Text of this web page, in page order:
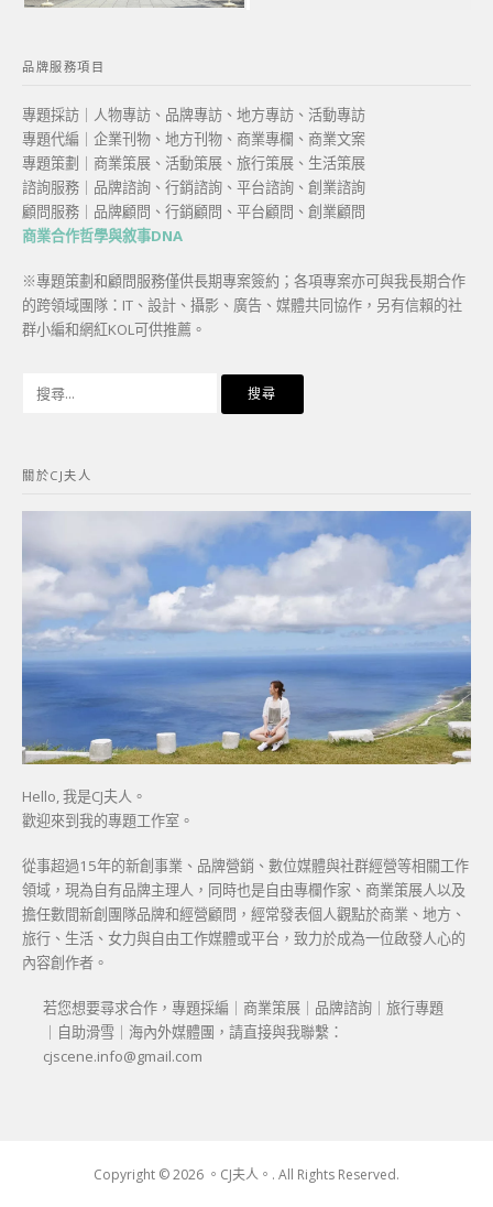
品牌服務項目
專題採訪｜人物專訪、品牌專訪、地方專訪、活動專訪
專題代編｜企業刊物、地方刊物、商業專欄、商業文案
專題策劃｜商業策展、活動策展、旅行策展、生活策展
諮詢服務｜品牌諮詢、行銷諮詢、平台諮詢、創業諮詢
顧問服務｜品牌顧問、行銷顧問、平台顧問、創業顧問
商業合作哲學與敘事DNA
※專題策劃和顧問服務僅供長期專案簽約；各項專案亦可與我長期合作
的跨領域團隊：IT、設計、攝影、廣告、媒體共同協作，另有信賴的社
群小編和網紅KOL可供推薦。
字:
關於CJ夫人
Hello, 我是CJ夫人。
歡迎來到我的專題工作室。
從事超過15年的新創事業、品牌營銷、數位媒體與社群經營等相關工作
領域，現為自有品牌主理人，同時也是自由專欄作家、商業策展人以及
擔任數間新創團隊品牌和經營顧問，經常發表個人觀點於商業、地方、
旅行、生活、女力與自由工作媒體或平台，致力於成為一位啟發人心的
內容創作者。
若您想要尋求合作，專題採編｜商業策展｜品牌諮詢｜旅行專題
｜自助滑雪｜海內外媒體團，請直接與我聯繫：
cjscene.info@gmail.com
Copyright © 2026 。CJ夫人。. All Rights Reserved.